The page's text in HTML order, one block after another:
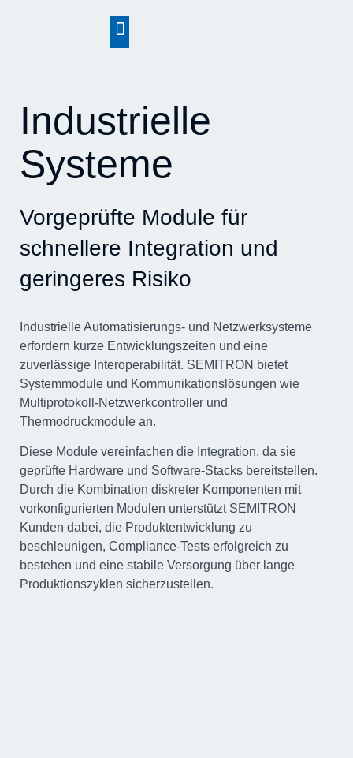
Industrielle
Systeme
Vorgeprüfte Module für
schnellere Integration und
geringeres Risiko
Industrielle Automatisierungs- und Netzwerksysteme
erfordern kurze Entwicklungszeiten und eine
zuverlässige Interoperabilität. SEMITRON bietet
Systemmodule und Kommunikationslösungen wie
Multiprotokoll-Netzwerkcontroller und
Thermodruckmodule an.
Diese Module vereinfachen die Integration, da sie
geprüfte Hardware und Software-Stacks bereitstellen.
Durch die Kombination diskreter Komponenten mit
vorkonfigurierten Modulen unterstützt SEMITRON
Kunden dabei, die Produktentwicklung zu
beschleunigen, Compliance-Tests erfolgreich zu
bestehen und eine stabile Versorgung über lange
Produktionszyklen sicherzustellen.